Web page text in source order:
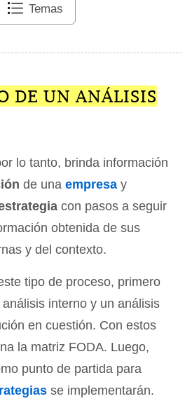
Temas
DE UN ANÁLISIS
lo tanto, brinda información
de una empresa y
con pasos a seguir
obtenida de sus
y del contexto.
tipo de proceso, primero
interno y un análisis
en cuestión. Con estos
la matriz FODA. Luego,
punto de partida para
se implementarán.